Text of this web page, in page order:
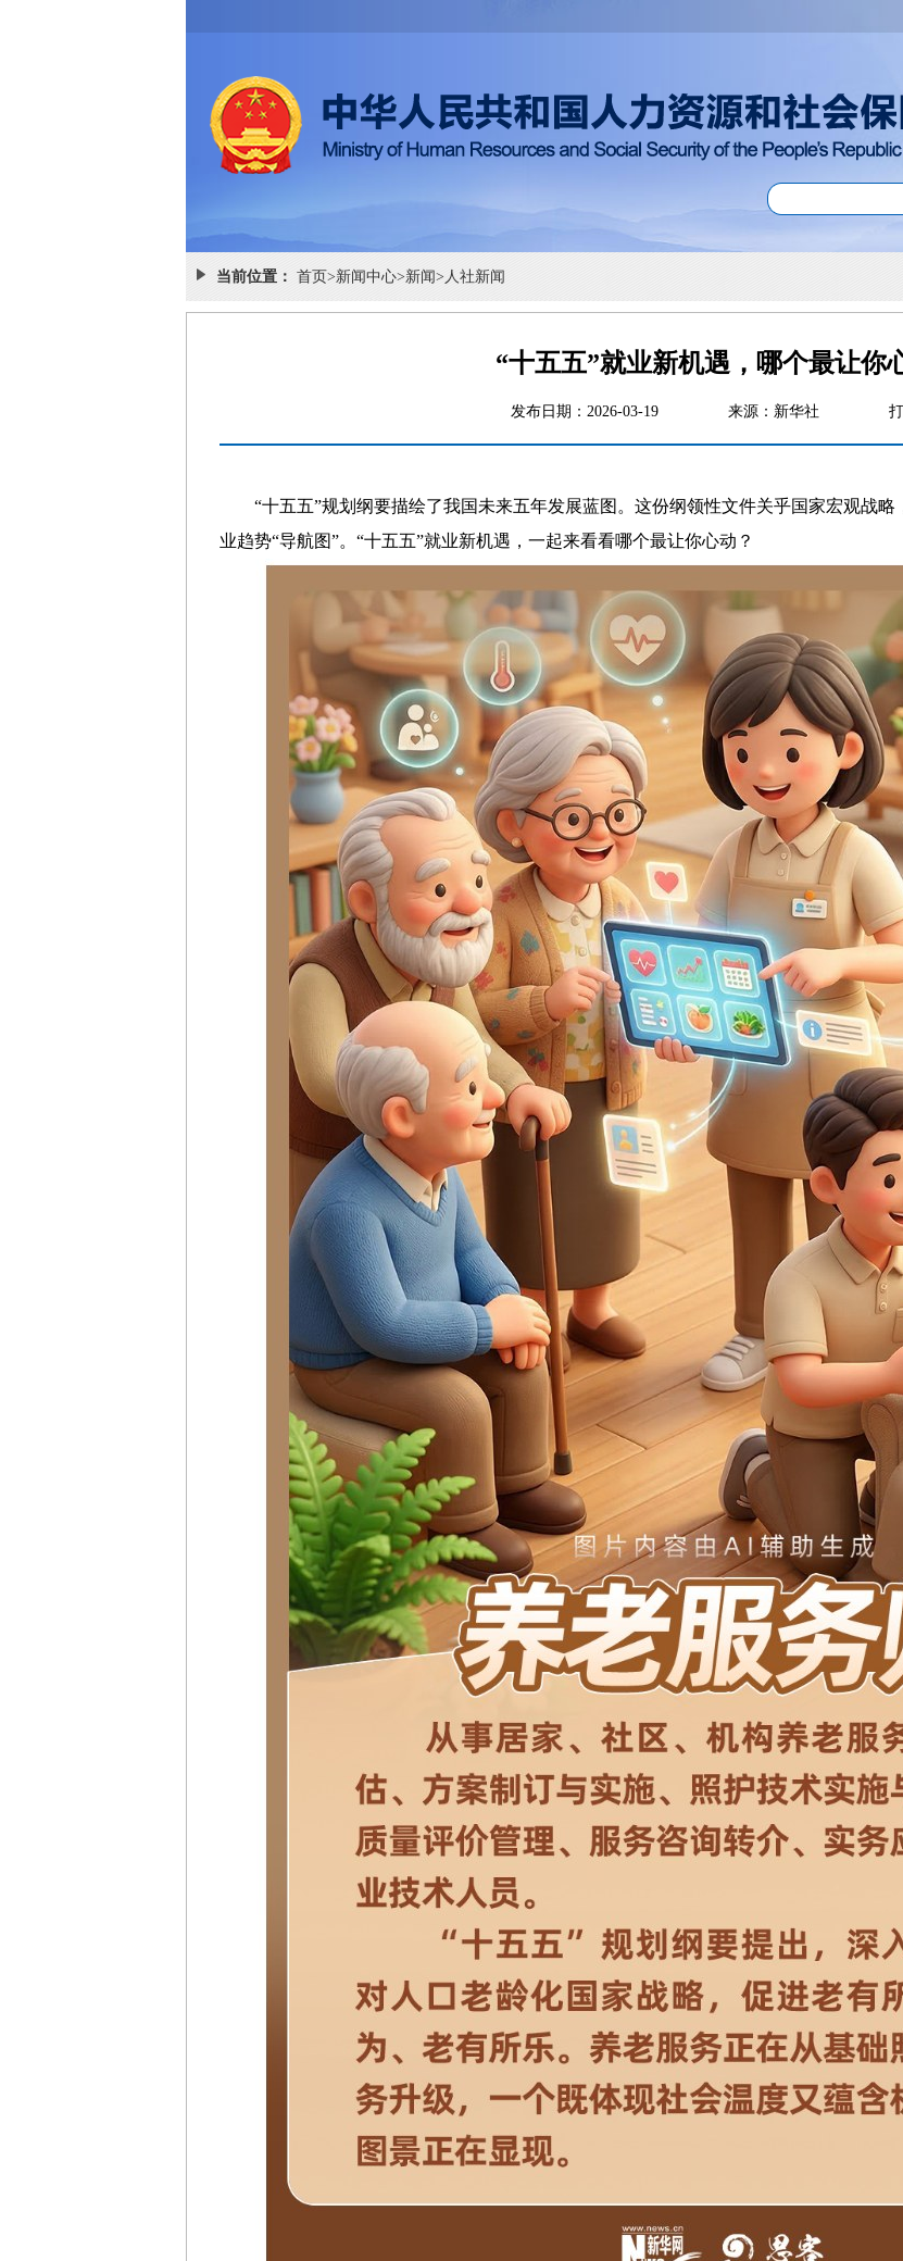
当前位置： 首页>新闻中心>新闻> 人社新闻
“十五五”就业新机遇，哪个最让你
发布日期：2026-03-19 来源：新华社
“十五五”规划纲要描绘了我国未来五年发展蓝图。这份纲领性文件关乎国家宏观战
业趋势“导航图”。“十五五”就业新机遇，一起来看看哪个最让你心动？